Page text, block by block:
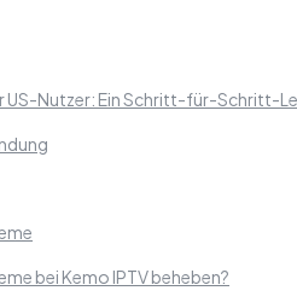
US-Nutzer: Ein Schritt-für-Schritt-
bei Kemo IPTV beheben?